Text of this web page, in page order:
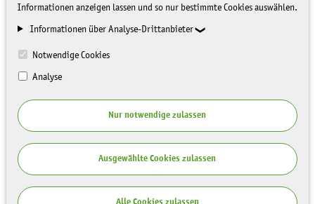
Informationen anzeigen lassen und so nur bestimmte Cookies auswählen.
Informationen über Analyse-Drittanbieter
Notwendige Cookies
Analyse
Nur notwendige zulassen
Ausgewählte Cookies zulassen
Alle Cookies zulassen
STARTSEITE LANU